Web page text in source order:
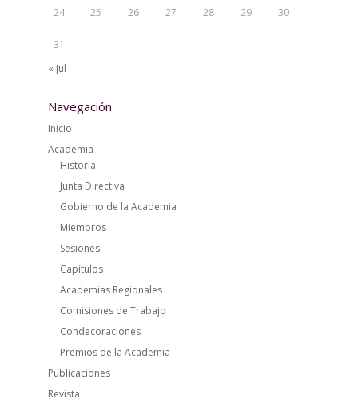
24 25 26 27 28 29 30
31
« Jul
Navegación
Inicio
Academia
Historia
Junta Directiva
Gobierno de la Academia
Miembros
Sesiones
Capítulos
Academias Regionales
Comisiones de Trabajo
Condecoraciones
Premios de la Academia
Publicaciones
Revista